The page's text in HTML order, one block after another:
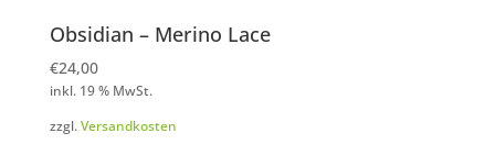
Obsidian – Merino Lace
€24,00
inkl. 19 % MwSt.
zzgl.Versandkosten